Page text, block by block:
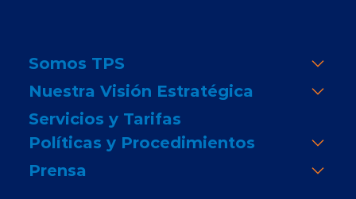
Somos TPS
Nuestra Visión Estratégica
Servicios y Tarifas
Políticas y Procedimientos
Prensa